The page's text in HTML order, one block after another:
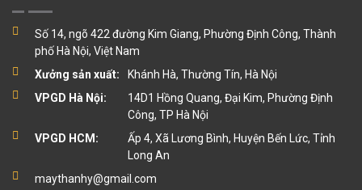
Số 14, ngõ 422 đường Kim Giang, Phường Định Công, Thành
phố Hà Nội, Việt Nam
Xưởng sản xuất:
Khánh Hà, Thường Tín, Hà Nội
VPGD Hà Nội:
14D1 Hồng Quang, Đại Kim, Phường Định
Công, TP Hà Nội
VPGD HCM:
Ấp 4, Xã Lương Bình, Huyện Bến Lức, Tỉnh
Long An
maythanhy@gmail.com